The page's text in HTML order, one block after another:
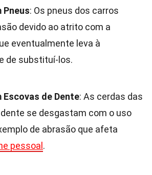
Pneus: Os pneus dos carros
devido ao atrito com a
eventualmente leva à
de substituí-los.
Escovas de Dente: As cerdas das
se desgastam com o uso
de abrasão que afeta
pessoal .